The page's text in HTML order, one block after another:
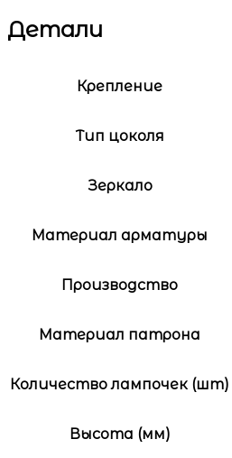
Детали
Крепление
Тип цоколя
Зеркало
Материал арматуры
Производство
Материал патрона
Количество лампочек (шт)
Высота (мм)